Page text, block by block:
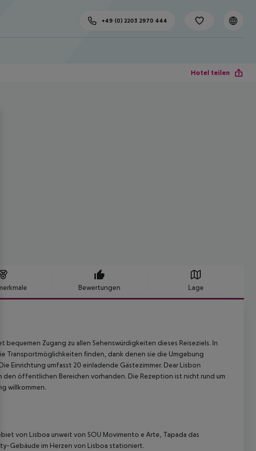
+49 (0) 2203 2970 444
Hotel teilen
Bewertungen Lage
Zugang zu allen Sehenswürdigkeiten dieses Reiseziels. In
Transportmöglichkeiten finden, dank denen sie die Umgebung
Einrichtung umfasst 20 einladende Gästezimmer. Dear Lisbon
öffentlichen Bereichen vorhanden. Die Rezeption ist nicht rund um
willkommen.
von Lisboa unweit von SOU Movimento e Arte, Tapada das
Gebäude im Herzen von Lisboa stationiert.